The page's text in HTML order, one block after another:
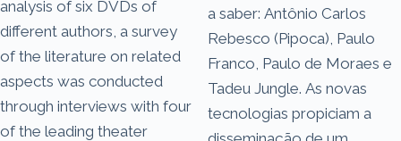
analysis of six DVDs of
different authors, a survey
of the literature on related
aspects was conducted
through interviews with four
of the leading theater
a saber: Antônio Carlos
Rebesco (Pipoca), Paulo
Franco, Paulo de Moraes e
Tadeu Jungle. As novas
tecnologias propiciam a